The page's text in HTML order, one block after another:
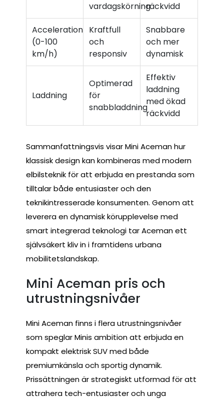
vardagskörningräckvidd
Acceleration
(0-100
km/h)
Kraftfull
och
responsiv
Snabbare
och mer
dynamisk
Laddning
Optimerad
för
snabbladdning
Effektiv
laddning
med ökad
räckvidd
Sammanfattningsvis visar Mini Aceman hur
klassisk design kan kombineras med modern
elbilsteknik för att erbjuda en prestanda som
tilltalar både entusiaster och den
teknikintresserade konsumenten. Genom att
leverera en dynamisk körupplevelse med
smart integrerad teknologi tar Aceman ett
självsäkert kliv in i framtidens urbana
mobilitetslandskap.
Mini Aceman pris och
utrustningsnivåer
Mini Aceman finns i flera utrustningsnivåer
som speglar Minis ambition att erbjuda en
kompakt elektrisk SUV med både
premiumkänsla och sportig dynamik.
Prissättningen är strategiskt utformad för att
attrahera tech-entusiaster och unga